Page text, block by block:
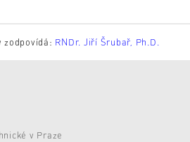
zodpovídá: RNDr. Jiří Šrubař, Ph.D.
v Praze